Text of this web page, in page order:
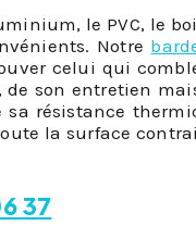
le PVC, le
Notre
celui qui
son entretien
résistance
la surface
37